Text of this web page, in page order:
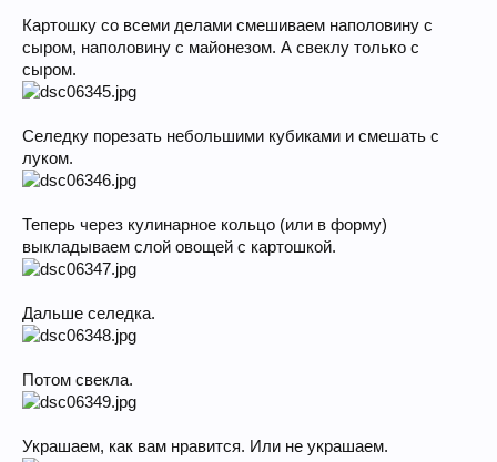
Картошку со всеми делами смешиваем наполовину с
сыром, наполовину с майонезом. А свеклу только с
сыром.
Селедку порезать небольшими кубиками и смешать с
луком.
Теперь через кулинарное кольцо (или в форму)
выкладываем слой овощей с картошкой.
Дальше селедка.
Потом свекла.
Украшаем, как вам нравится. Или не украшаем.